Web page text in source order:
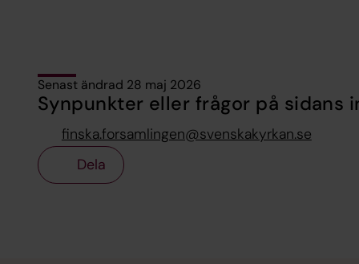
Senast ändrad 28 maj 2026
Synpunkter eller frågor på sidans
finska.forsamlingen@svenskakyrkan.se
Dela